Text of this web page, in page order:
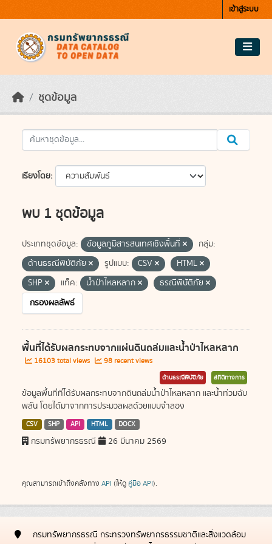
เข้าสู่ระบบ
ชุดข้อมูล
เรียงโดย
พบ 1 ชุดข้อมูล
ประเภทชุดข้อมูล: ข้อมูลภูมิสารสนเทศเชิงพื้นที่
กลุ่ม:
ด้านธรณีพิบัติภัย
รูปแบบ: CSV
HTML
SHP
แท็ค: น้ำป่าไหลหลาก
ธรณีพิบัติภัย
กรองผลลัพธ์
พื้นที่ได้รับผลกระทบจากแผ่นดินถล่มและน้ำป่าไหลหลาก
16103 total views 98 recent views
ด้านธรณีพิบัติภัย สถิติทางการ
ข้อมูลพื้นที่ที่ได้รับผลกระทบจากดินถล่มน้ำป่าไหลหลาก และน้ำท่วมฉับ
พลัน โดยได้มาจากการประมวลผลด้วยแบบจำลอง
CSV SHP API HTML DOCX
กรมทรัพยากรธรณี 26 มีนาคม 2569
คุณสามารถเข้าถึงคลังทาง API (ให้ดู คู่มือ API).
กรมทรัพยากรธรณี กระทรวงทรัพยากรธรรมชาติและสิ่งแวดล้อม